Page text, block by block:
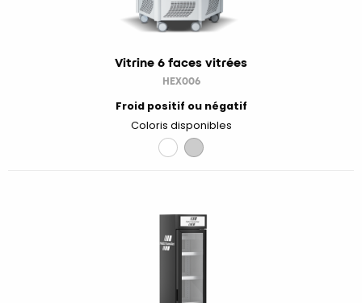
Vitrine 6 faces vitrées
HEX006
Froid positif ou négatif
Coloris disponibles